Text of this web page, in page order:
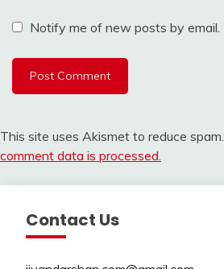
Notify me of new posts by email.
This site uses Akismet to reduce spam.
comment data is processed.
Contact Us